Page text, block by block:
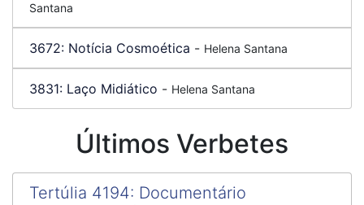
Santana
3672: Notícia Cosmoética - Helena Santana
3831: Laço Midiático - Helena Santana
Últimos Verbetes
Tertúlia 4194: Documentário